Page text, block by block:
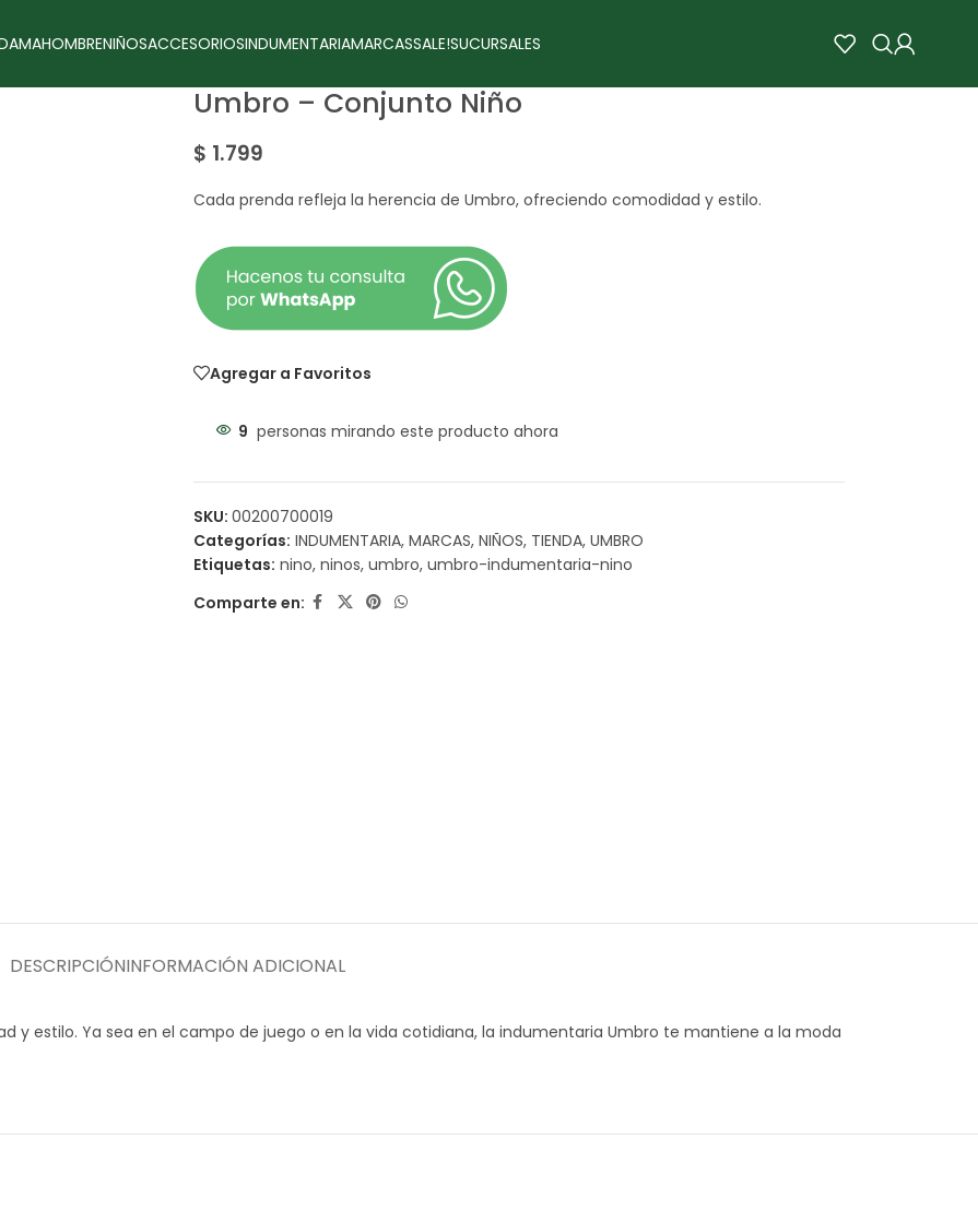
HOMBRENIÑOSACCESORIOSINDUMENTARIAMARCASSALE!SUCURSALES
Umbro – Conjunto Niño
$ 1.799
Cada prenda refleja la herencia de Umbro, ofreciendo comodidad y estilo.
Agregar a Favoritos
9 personas mirando este producto ahora
SKU: 00200700019
Categorías: INDUMENTARIA, MARCAS, NIÑOS, TIENDA, UMBRO
Etiquetas: nino, ninos, umbro, umbro-indumentaria-nino
Comparte en:
DESCRIPCIÓNINFORMACIÓN ADICIONAL
y estilo. Ya sea en el campo de juego o en la vida cotidiana, la indumentaria Umbro te mantiene a la moda